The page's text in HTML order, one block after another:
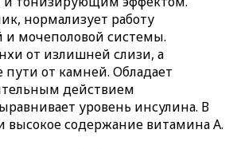
нормализует работу
мочеполовой системы.
от излишней слизи, а
от камней. Обладает
действием
уровень инсулина. В
высокое содержание витамина А.